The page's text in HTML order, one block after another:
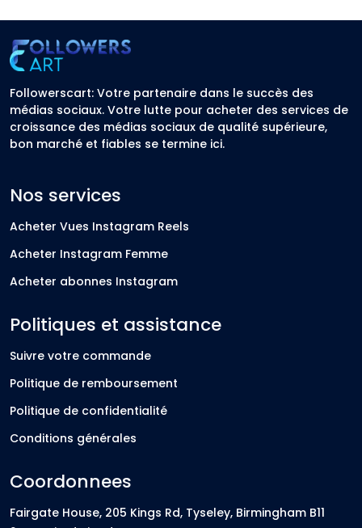
Followerscart: Votre partenaire dans le succès des
médias sociaux. Votre lutte pour acheter des services de
croissance des médias sociaux de qualité supérieure,
bon marché et fiables se termine ici.
Nos services
Acheter Vues Instagram Reels
Acheter Instagram Femme
Acheter abonnes Instagram
Politiques et assistance
Suivre votre commande
Politique de remboursement
Politique de confidentialité
Conditions générales
Coordonnees
Fairgate House, 205 Kings Rd, Tyseley, Birmingham B11